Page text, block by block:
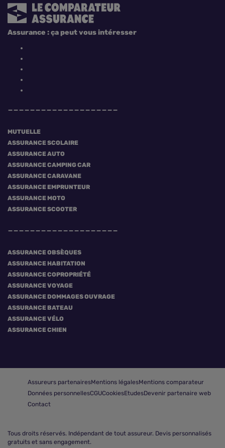
MUTUELLE
ASSURANCE SCOLAIRE
ASSURANCE AUTO
ASSURANCE CAMPING CAR
ASSURANCE CARAVANE
ASSURANCE EMPRUNTEUR
ASSURANCE MOTO
ASSURANCE SCOOTER
ASSURANCE OBSÈQUES
ASSURANCE HABITATION
ASSURANCE COPROPRIÉTÉ
ASSURANCE VOYAGE
ASSURANCE DOMMAGES OUVRAGE
ASSURANCE BATEAU
ASSURANCE VÉLO
ASSURANCE CHIEN
Assurance : ça peut vous intéresser
Assureurs partenairesMentions légalesMentions comparateur
Données personnellesCGUCookiesEtudesDevenir partenaire web
Contact
Tous droits réservés. Indépendant de tout assureur. Devis personnalisés
gratuits et sans engagement.